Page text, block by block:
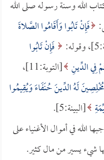
الله وسنة رسوله صلى الله
فَإِنْ تَابُوا وَأَقَامُوا الصَّلاةَ
فَإِنْ تَابُوا
فِي الدِّينِ
[التوبة:11]،
مُخْلِصِينَ لَهُ الدِّينَ حُنَفَاءَ وَيُقِيمُوا
[البينة:5].
الله في أموال الأغنياء على
شيء يسير من مال كثير.